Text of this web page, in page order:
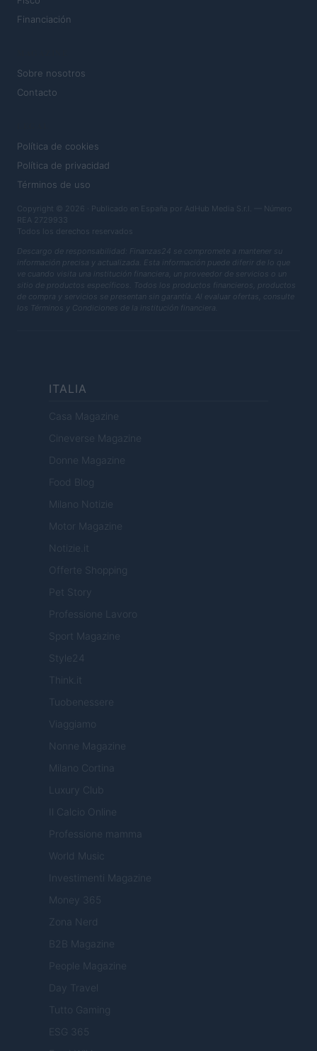
Financiación
Sobre nosotros
Contacto
Política de cookies
Política de privacidad
Términos de uso
Copyright © 2026 · Publicado en España por AdHub Media S.r.l. — Número
REA 2729933
Todos los derechos reservados
Descargo de responsabilidad: Finanzas24 se compromete a mantener su
información precisa y actualizada. Esta información puede diferir de lo que
ve cuando visita una institución financiera, un proveedor de servicios o un
sitio de productos específicos. Todos los productos financieros, productos
de compra y servicios se presentan sin garantía. Al evaluar ofertas, consulte
los Términos y Condiciones de la institución financiera.
ITALIA
Casa Magazine
Cineverse Magazine
Donne Magazine
Food Blog
Milano Notizie
Motor Magazine
Notizie.it
Offerte Shopping
Pet Story
Professione Lavoro
Sport Magazine
Style24
Think.it
Tuobenessere
Viaggiamo
Nonne Magazine
Milano Cortina
Luxury Club
Il Calcio Online
Professione mamma
World Music
Investimenti Magazine
Money 365
Zona Nerd
B2B Magazine
People Magazine
Day Travel
Tutto Gaming
ESG 365